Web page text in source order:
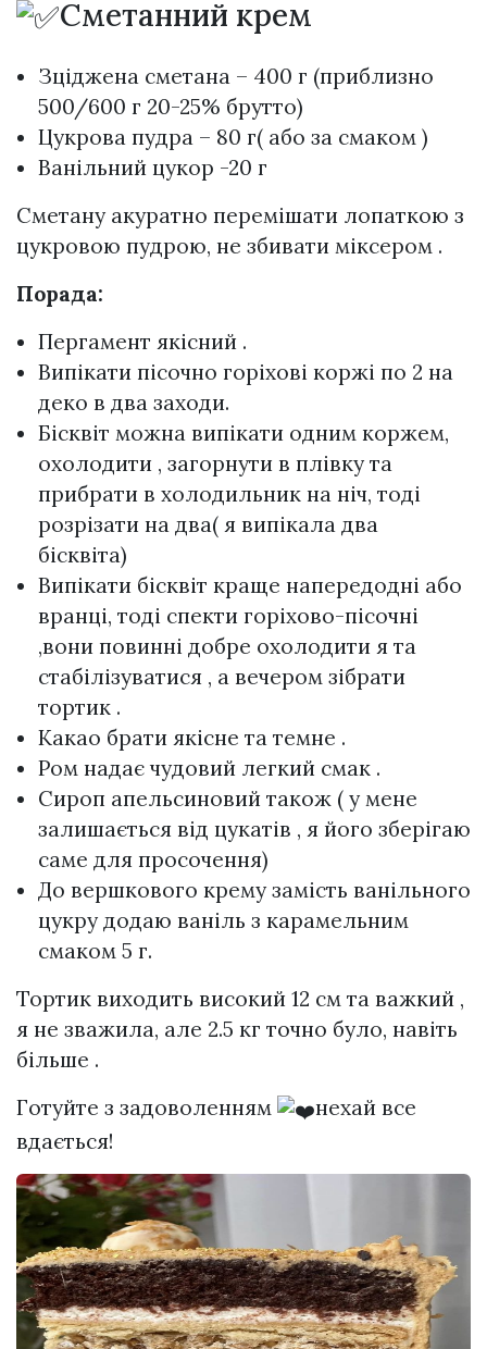
Сметанний крем
Зціджена сметана – 400 г (приблизно
500/600 г 20-25% брутто)
Цукрова пудра – 80 г( або за смаком )
Ванільний цукор -20 г
Сметану акуратно перемішати лопаткою з
цукровою пудрою, не збивати міксером .
Порада:
Пергамент якісний .
Випікати пісочно горіхові коржі по 2 на
деко в два заходи.
Бісквіт можна випікати одним коржем,
охолодити , загорнути в плівку та
прибрати в холодильник на ніч, тоді
розрізати на два( я випікала два
бісквіта)
Випікати бісквіт краще напередодні або
вранці, тоді спекти горіхово-пісочні
,вони повинні добре охолодити я та
стабілізуватися , а вечером зібрати
тортик .
Какао брати якісне та темне .
Ром надає чудовий легкий смак .
Сироп апельсиновий також ( у мене
залишається від цукатів , я його зберігаю
саме для просочення)
До вершкового крему замість ванільного
цукру додаю ваніль з карамельним
смаком 5 г.
Тортик виходить високий 12 см та важкий ,
я не зважила, але 2.5 кг точно було, навіть
більше .
Готуйте з задоволенням
нехай все
вдається!